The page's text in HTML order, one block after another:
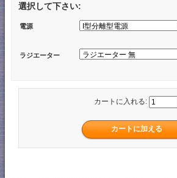
選択して下さい:
電源
ラジエーター
カートに入れる: